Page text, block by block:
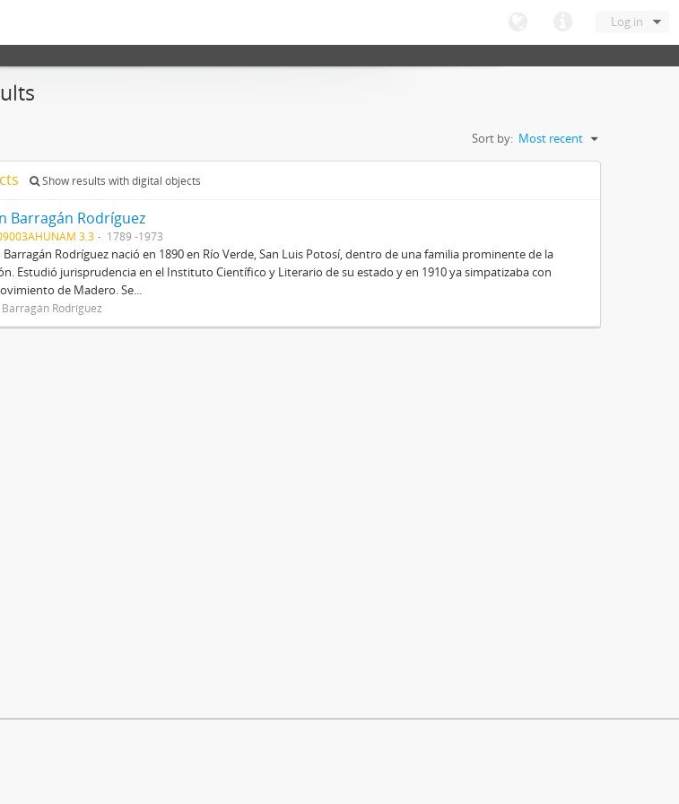
Log in
Sort by: Most recent
Show results with digital objects
Barragán Rodríguez
3.3 1789 -1973
Barragán Rodríguez nació en 1890 en Río Verde, San Luis Potosí, dentro de una familia prominente de la
Estudió jurisprudencia en el Instituto Científico y Literario de su estado y en 1910 ya simpatizaba con
de Madero. Se...
Barragán Rodríguez